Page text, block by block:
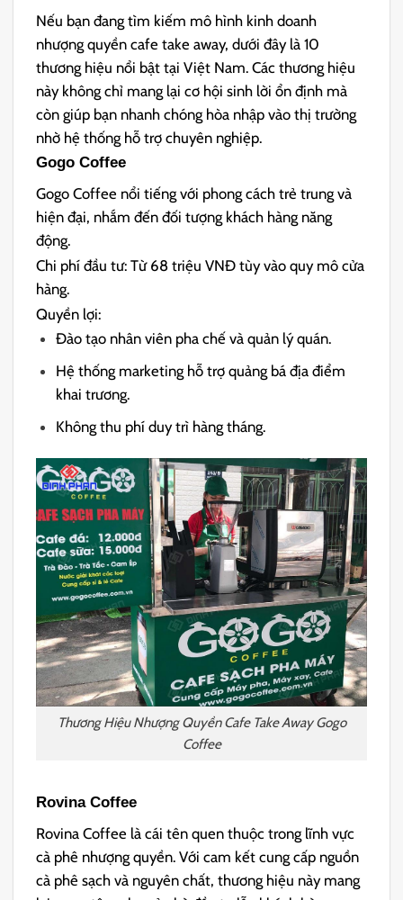
Nếu bạn đang tìm kiếm mô hình kinh doanh
nhượng quyền cafe take away, dưới đây là 10
thương hiệu nổi bật tại Việt Nam. Các thương hiệu
này không chỉ mang lại cơ hội sinh lời ổn định mà
còn giúp bạn nhanh chóng hòa nhập vào thị trường
nhờ hệ thống hỗ trợ chuyên nghiệp.
Gogo Coffee
Gogo Coffee nổi tiếng với phong cách trẻ trung và
hiện đại, nhắm đến đối tượng khách hàng năng
động.
Chi phí đầu tư: Từ 68 triệu VNĐ tùy vào quy mô cửa
hàng.
Quyền lợi:
Đào tạo nhân viên pha chế và quản lý quán.
Hệ thống marketing hỗ trợ quảng bá địa điểm
khai trương.
Không thu phí duy trì hàng tháng.
Thương Hiệu Nhượng Quyền Cafe Take Away Gogo
Coffee
Rovina Coffee
Rovina Coffee là cái tên quen thuộc trong lĩnh vực
cà phê nhượng quyền. Với cam kết cung cấp nguồn
cà phê sạch và nguyên chất, thương hiệu này mang